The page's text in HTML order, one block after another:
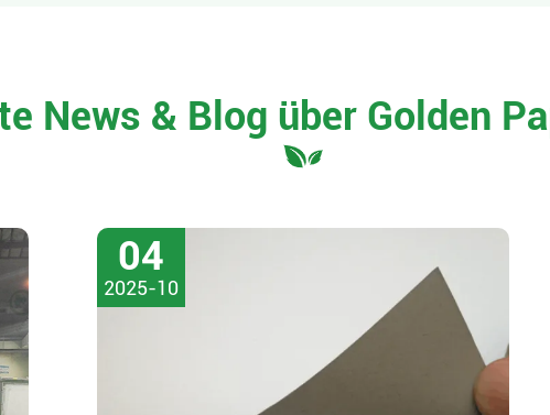
News & Blog über Golden
04
2025-10